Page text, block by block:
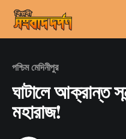
পশ্চিম মেদিনীপুর
ঘাটালে আক্রান্ত
মহারাজ!